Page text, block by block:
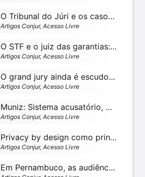
O Tribunal do Júri e os casos midiáticos: Sheppard v. Maxwell
Artigos Conjur, Acesso Livre
O STF e o juiz das garantias: crônica de uma morte anunciada
Artigos Conjur, Acesso Livre
O grand jury ainda é escudo contra acusações infundadas? (Parte 1)
Artigos Conjur, Acesso Livre
Muniz: Sistema acusatório, ordenamento jurídico e jurisprudência
Artigos Conjur, Acesso Livre
Privacy by design como princípio do direito à proteção de dados
Artigos Conjur, Acesso Livre
Em Pernambuco, as audiências de custódia são ‘para inglês ver’?